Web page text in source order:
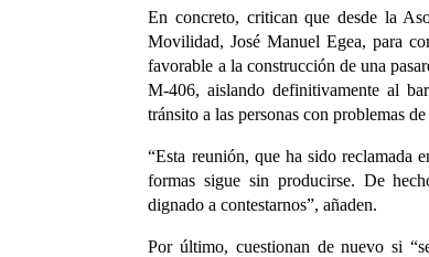
En concreto, critican que desde la
Movilidad, José Manuel Egea, para
favorable a la construcción de una
M-406, aislando definitivamente al
tránsito a las personas con problemas
“Esta reunión, que ha sido reclamada
formas sigue sin producirse. De
dignado a contestarnos”, añaden.
Por último, cuestionan de nuevo si